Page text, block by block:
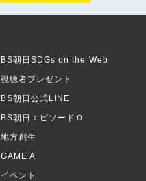
BS朝日SDGs on the Web
視聴者プレゼント
BS朝日公式LINE
BS朝日エピソード０
地方創生
GAME A
イベント